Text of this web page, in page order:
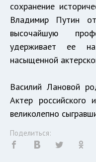
сохранение
Владимир Путин
высочайшую
удерживает ее
насыщенной
Василий Лановой
Актер российского
великолепно
Поделиться: